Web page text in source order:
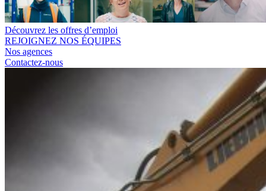
Découvrez les offres d’emploi
REJOIGNEZ NOS ÉQUIPES
Nos agences
Contactez-nous